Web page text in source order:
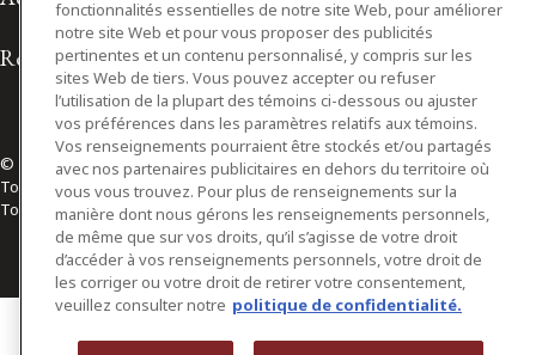
Relations avec les médias
© 2026 Osler, Hoskin & Harcourt S.E.N.C.R.L./s.r.l.
Tous droits réservés
Toronto | Montréal | Calgary | Vancouver | Ottawa | New York
fonctionnalités essentielles de notre site Web, pour améliorer
notre site Web et pour vous proposer des publicités
pertinentes et un contenu personnalisé, y compris sur les
sites Web de tiers. Vous pouvez accepter ou refuser
l’utilisation de la plupart des témoins ci-dessous ou ajuster
vos préférences dans les paramètres relatifs aux témoins.
Vos renseignements pourraient être stockés et/ou partagés
avec nos partenaires publicitaires en dehors du territoire où
vous vous trouvez. Pour plus de renseignements sur la
manière dont nous gérons les renseignements personnels,
de même que sur vos droits, qu’il s’agisse de votre droit
d’accéder à vos renseignements personnels, votre droit de
les corriger ou votre droit de retirer votre consentement,
veuillez consulter notre politique de confidentialité.